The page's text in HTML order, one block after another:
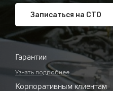
Записаться на СТО
Гарантии
Узнать подробнее
Корпоративным клиентам